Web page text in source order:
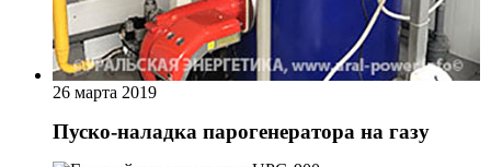
26 марта 2019
Пуско-наладка парогенератора на газу